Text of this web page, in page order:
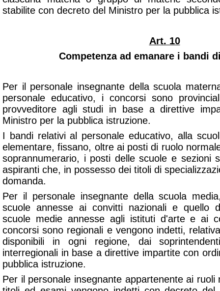
stabilite con decreto del Ministro per la pubblica
Art. 10
Competenza ad emanare i bandi
Per il personale insegnante della scuola
personale educativo, i concorsi sono
provveditore agli studi in base a direttive
Ministro per la pubblica istruzione.
I bandi relativi al personale educativo, alla
elementare, fissano, oltre ai posti di ruolo
soprannumerario, i posti delle scuole e sezioni
aspiranti che, in possesso dei titoli di
domanda.
Per il personale insegnante della scuola
scuole annesse ai convitti nazionali e quello
scuole medie annesse agli istituti d'arte e ai
concorsi sono regionali e vengono indetti,
disponibili in ogni regione, dai
interregionali in base a direttive impartite con
pubblica istruzione.
Per il personale insegnante appartenente ai